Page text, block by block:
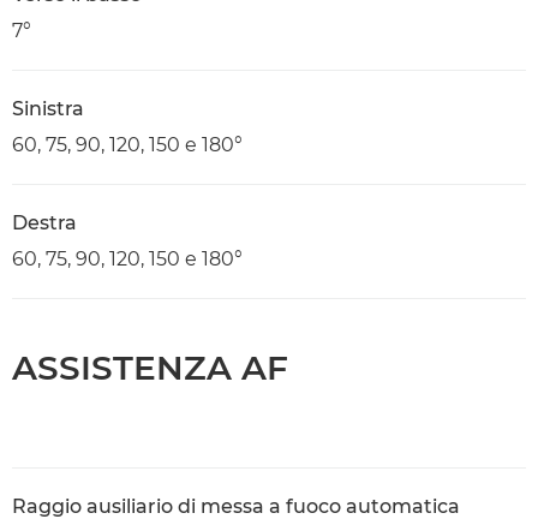
7°
Sinistra
60, 75, 90, 120, 150 e 180°
Destra
60, 75, 90, 120, 150 e 180°
ASSISTENZA AF
Raggio ausiliario di messa a fuoco automatica